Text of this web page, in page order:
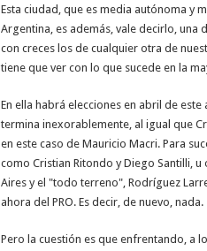
Esta ciudad, que es media autónoma y
Argentina, es además, vale decirlo, una
con creces los de cualquier otra de
tiene que ver con lo que sucede en la
En ella habrá elecciones en abril de
termina inexorablemente, al igual que
en este caso de Mauricio Macri. Para
como Cristian Ritondo y Diego Santilli,
Aires y el "todo terreno", Rodríguez
ahora del PRO. Es decir, de nuevo, nada.
Pero la cuestión es que enfrentando, a